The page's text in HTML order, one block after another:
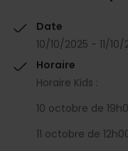
Date
10/10/2025 - 11/10/
Horaire
Horaire Kids :
10 octobre de
11 octobre de